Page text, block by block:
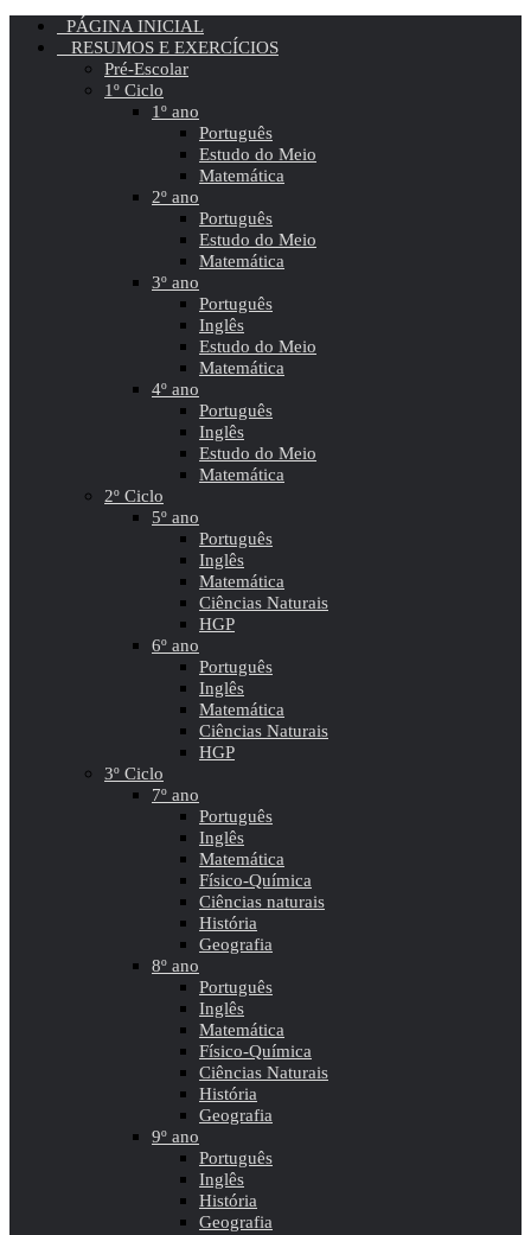
PÁGINA INICIAL
RESUMOS E EXERCÍCIOS
Pré-Escolar
1º Ciclo
1º ano
Português
Estudo do Meio
Matemática
2º ano
Português
Estudo do Meio
Matemática
3º ano
Português
Inglês
Estudo do Meio
Matemática
4º ano
Português
Inglês
Estudo do Meio
Matemática
2º Ciclo
5º ano
Português
Inglês
Matemática
Ciências Naturais
HGP
6º ano
Português
Inglês
Matemática
Ciências Naturais
HGP
3º Ciclo
7º ano
Português
Inglês
Matemática
Físico-Química
Ciências naturais
História
Geografia
8º ano
Português
Inglês
Matemática
Físico-Química
Ciências Naturais
História
Geografia
9º ano
Português
Inglês
História
Geografia